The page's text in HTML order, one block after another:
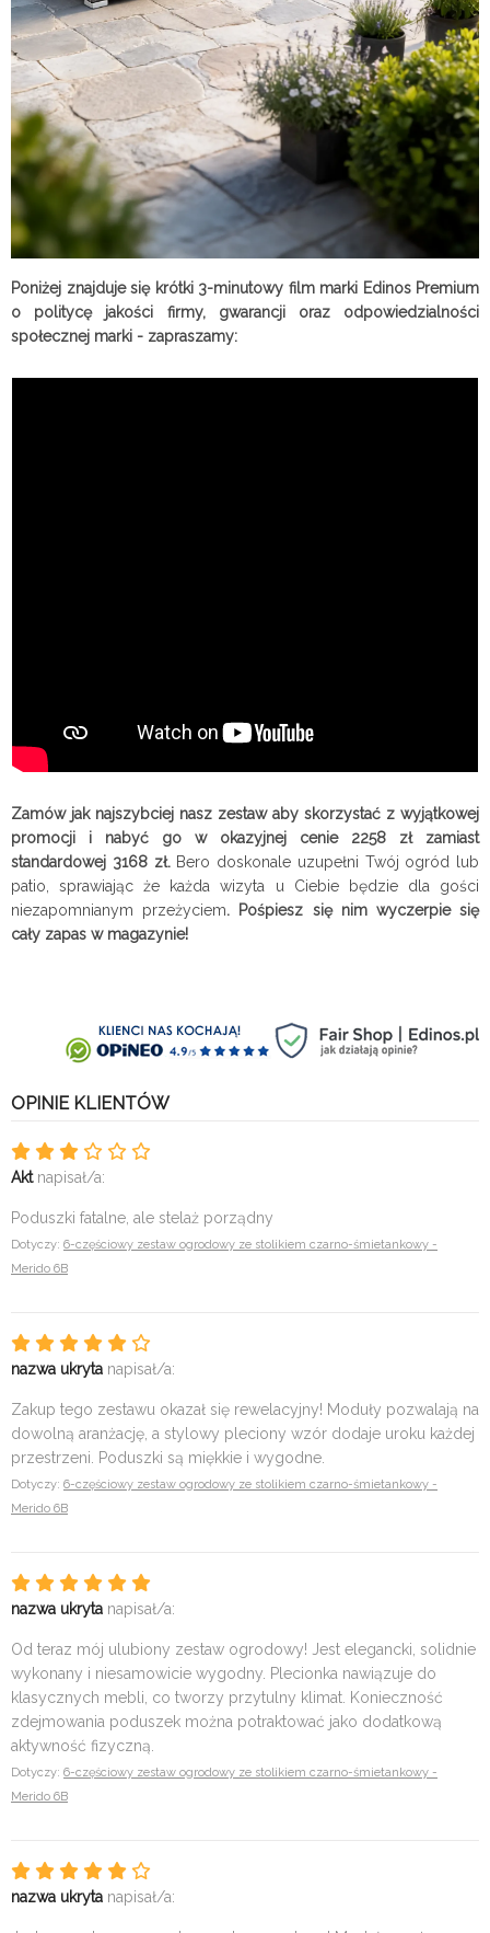
Poniżej znajduje się krótki 3-minutowy film marki Edinos Premium
o politycę jakości firmy, gwarancji oraz odpowiedzialności
społecznej marki - zapraszamy:
Zamów jak najszybciej nasz zestaw aby skorzystać z wyjątkowej
promocji i nabyć go w okazyjnej cenie 2258 zł zamiast
standardowej 3168 zł.Bero doskonale uzupełni Twój ogród lub
patio, sprawiając że każda wizyta u Ciebie będzie dla gości
niezapomnianym przeżyciem. Pośpiesz się nim wyczerpie się
cały zapas w magazynie!
OPINIE KLIENTÓW
Aktnapisał/a:
Poduszki fatalne, ale stelaż porządny
Dotyczy: 6-częściowy zestaw ogrodowy ze stolikiem czarno-śmietankowy -
Merido 6B
nazwa ukryta napisał/a:
Zakup tego zestawu okazał się rewelacyjny! Moduły pozwalają na
dowolną aranżację, a stylowy pleciony wzór dodaje uroku każdej
przestrzeni. Poduszki są miękkie i wygodne.
Dotyczy: 6-częściowy zestaw ogrodowy ze stolikiem czarno-śmietankowy -
Merido 6B
nazwa ukryta napisał/a:
Od teraz mój ulubiony zestaw ogrodowy! Jest elegancki, solidnie
wykonany i niesamowicie wygodny. Plecionka nawiązuje do
klasycznych mebli, co tworzy przytulny klimat. Konieczność
zdejmowania poduszek można potraktować jako dodatkową
aktywność fizyczną.
Dotyczy: 6-częściowy zestaw ogrodowy ze stolikiem czarno-śmietankowy -
Merido 6B
nazwa ukryta napisał/a: